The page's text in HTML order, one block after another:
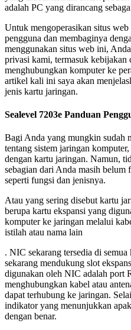
adalah PC yang dirancang
Untuk mengoperasikan situs
pengguna dan membaginya
menggunakan situs web ini,
privasi kami, termasuk
menghubungkan komputer ke
artikel kali ini saya akan
jenis kartu jaringan.
Sealevel 7203e Panduan
Bagi Anda yang mungkin sudah
tentang sistem jaringan
dengan kartu jaringan. Namun,
sebagian dari Anda masih belum
seperti fungsi dan jenisnya.
Atau yang sering disebut kartu
berupa kartu ekspansi yang
komputer ke jaringan melalui
istilah atau nama lain
. NIC sekarang tersedia di
sekarang mendukung slot
digunakan oleh NIC adalah port
menghubungkan kabel atau
dapat terhubung ke jaringan.
indikator yang menunjukkan
dengan benar.